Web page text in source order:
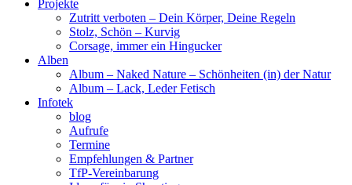
Projekte
Zutritt verboten – Dein Körper, Deine Regeln
Stolz, Schön – Kurvig
Corsage, immer ein Hingucker
Alben
Album – Naked Nature – Schönheiten (in) der Natur
Album – Lack, Leder Fetisch
Infotek
blog
Aufrufe
Termine
Empfehlungen & Partner
TfP-Vereinbarung